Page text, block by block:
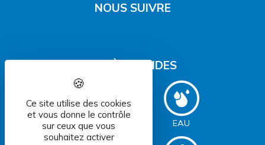
NOUS SUIVRE
ACCÈS RAPIDES
DÉCHETS EAU
Ce site utilise des cookies
et vous donne le contrôle
sur ceux que vous
souhaitez activer